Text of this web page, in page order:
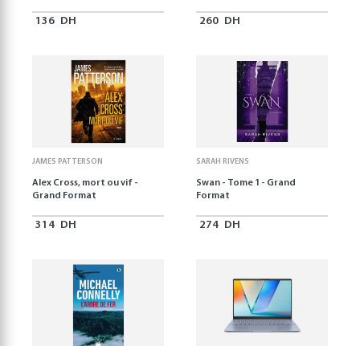
136 DH 260 DH
JAMES PATTERSON
Alex Cross, mort ou vif -
Grand Format
314 DH
SARAH RIVENS
Swan - Tome 1 - Grand
Format
274 DH